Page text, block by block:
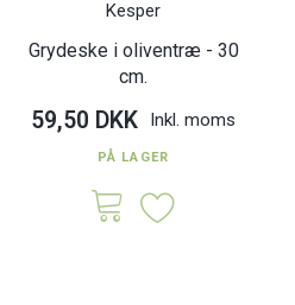
Kesper
Grydeske i oliventræ - 30
cm.
59,50 DKK Inkl. moms
PÅ LAGER